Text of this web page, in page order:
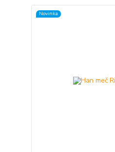
Novinka